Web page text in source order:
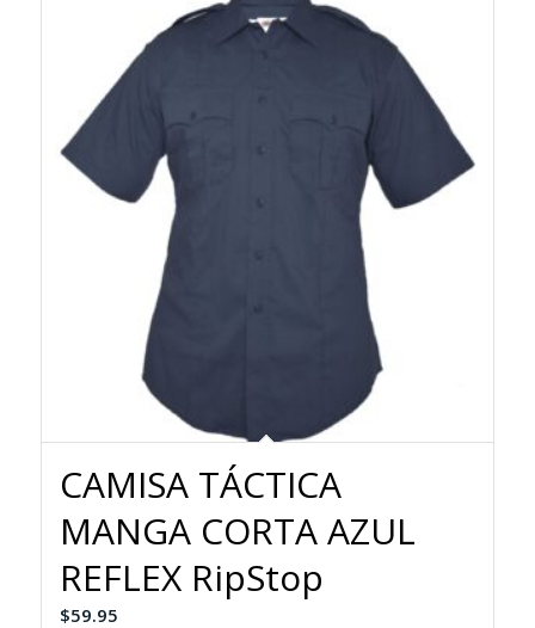
CAMISA TÁCTICA
MANGA CORTA AZUL
REFLEX RipStop
$59.95